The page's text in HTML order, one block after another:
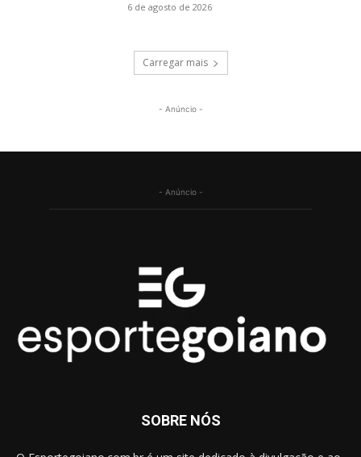
6 de agosto de 2026
Carregar mais
- Anúncio -
- Anúncio -
SOBRE NÓS